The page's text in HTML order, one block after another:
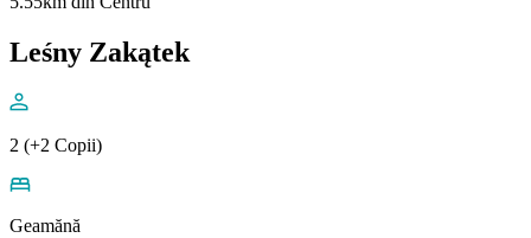
Leśny Zakątek
2 (+2 Copii)
Geamănă